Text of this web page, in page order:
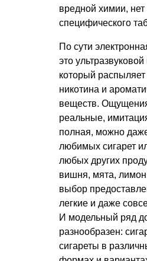
вредной химии, нет
специфического
По сути
это ультразвуковой
который
никотина и
веществ.
реальные,
полная, можно даже
любимых сигарет
любых других
вишня, мята,
выбор
легкие и даже
И модельный ряд
разнообразен:
сигареты в